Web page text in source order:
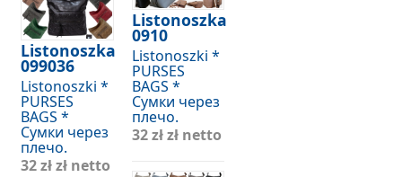
Listonoszka
099036
Listonoszki *
PURSES
BAGS *
Сумки через
плечо.
32 złzł netto
Listonoszka
0910
Listonoszki *
PURSES
BAGS *
Сумки через
плечо.
32 złzł netto